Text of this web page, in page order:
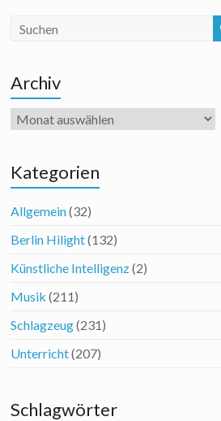
Archiv
Archiv
Kategorien
Allgemein(32)
Berlin Hilight(132)
Künstliche Intelligenz(2)
Musik (211)
Schlagzeug(231)
Unterricht(207)
Schlagwörter